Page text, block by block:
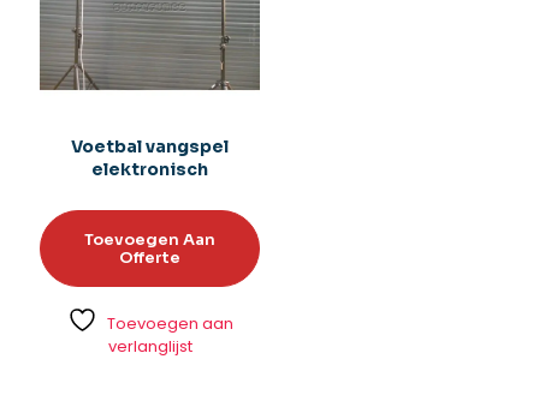
Voetbal vangspel
elektronisch
Toevoegen Aan
Offerte
Toevoegen aan
verlanglijst